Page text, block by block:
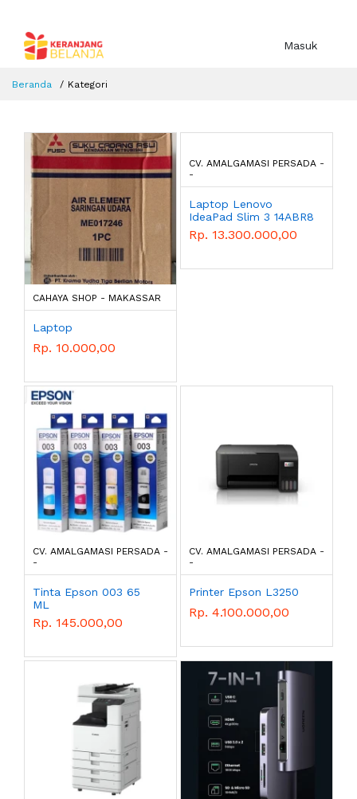
Masuk
Beranda Kategori
CAHAYA SHOP - MAKASSAR
Laptop
Rp. 10.000,00
CV. AMALGAMASI PERSADA -
-
Laptop Lenovo
IdeaPad Slim 3 14ABR8
R5 7530U 8GB 512GB
W11 OHS
Rp. 13.300.000,00
CV. AMALGAMASI PERSADA -
-
Tinta Epson 003 65
ML
Rp. 145.000,00
CV. AMALGAMASI PERSADA -
-
Printer Epson L3250
Rp. 4.100.000,00